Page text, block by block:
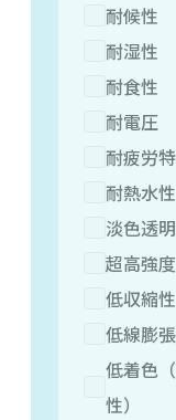
耐候性
耐湿性
耐食性
耐電圧
耐疲労
耐熱水性
淡色透明
超高強度
低収縮性
低線膨
低着色
性）